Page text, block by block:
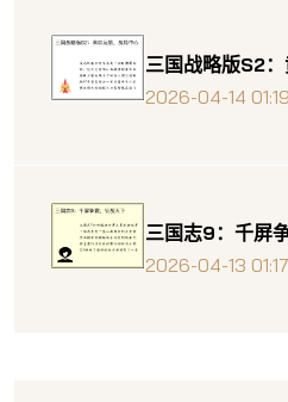
三国战略版S2
2026-04-14
三国志9：千屏
2026-04-13